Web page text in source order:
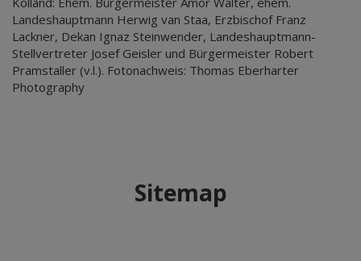
Landeshauptmann Herwig van Staa, Erzbischof Franz
Lackner, Dekan Ignaz Steinwender, Landeshauptmann-
Stellvertreter Josef Geisler und Bürgermeister Robert
Pramstaller (v.l.). Fotonachweis: Thomas Eberharter
Photography
Sitemap